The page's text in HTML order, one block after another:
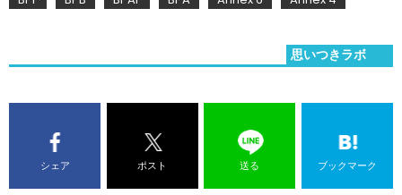
思いつきラボ
シェア ポスト 送る ブックマーク